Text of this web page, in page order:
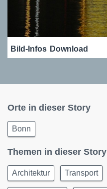
Bild-Infos Download
Orte in dieser Story
Bonn
Themen in dieser Story
Architektur Transport